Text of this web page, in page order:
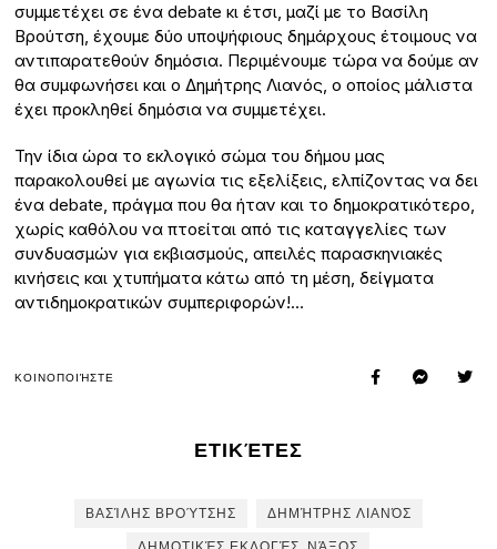
συμμετέχει σε ένα debate κι έτσι, μαζί με το Βασίλη
Βρούτση, έχουμε δύο υποψήφιους δημάρχους έτοιμους να
αντιπαρατεθούν δημόσια. Περιμένουμε τώρα να δούμε αν
θα συμφωνήσει και ο Δημήτρης Λιανός, ο οποίος μάλιστα
έχει προκληθεί δημόσια να συμμετέχει.
Την ίδια ώρα το εκλογικό σώμα του δήμου μας
παρακολουθεί με αγωνία τις εξελίξεις, ελπίζοντας να δει
ένα debate, πράγμα που θα ήταν και το δημοκρατικότερο,
χωρίς καθόλου να πτοείται από τις καταγγελίες των
συνδυασμών για εκβιασμούς, απειλές παρασκηνιακές
κινήσεις και χτυπήματα κάτω από τη μέση, δείγματα
αντιδημοκρατικών συμπεριφορών!…
ΚΟΙΝΟΠΟΙΉΣΤΕ
ΕΤΙΚΈΤΕΣ
ΒΑΣΊΛΗΣ ΒΡΟΎΤΣΗΣ
ΔΗΜΉΤΡΗΣ ΛΙΑΝΌΣ